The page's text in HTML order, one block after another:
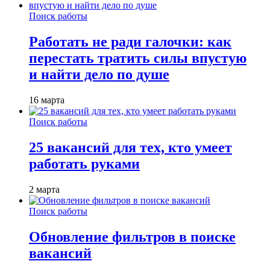
Поиск работы
Работать не ради галочки: как
перестать тратить силы впустую
и найти дело по душе
16 марта
Поиск работы
25 вакансий для тех, кто умеет
работать руками
2 марта
Поиск работы
Обновление фильтров в поиске
вакансий